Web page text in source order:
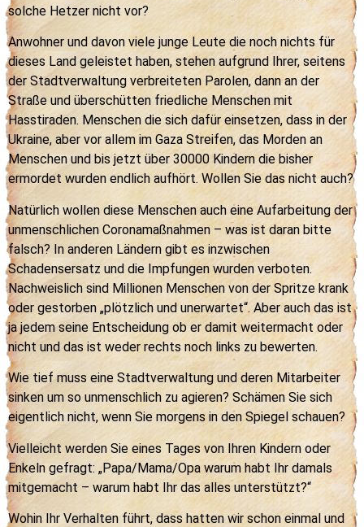
solche Hetzer nicht vor?
Anwohner und davon viele junge Leute die noch nichts für
dieses Land geleistet haben, stehen aufgrund Ihrer, seitens
der Stadtverwaltung verbreiteten Parolen, dann an der
Straße und überschütten friedliche Menschen mit
Hasstiraden. Menschen die sich dafür einsetzen, dass in der
Ukraine, aber vor allem im Gaza Streifen, das Morden an
Menschen und bis jetzt über 30000 Kindern die bisher
ermordet wurden endlich aufhört. Wollen Sie das nicht auch?
Natürlich wollen diese Menschen auch eine Aufarbeitung der
unmenschlichen Coronamaßnahmen – was ist daran bitte
falsch? In anderen Ländern gibt es inzwischen
Schadensersatz und die Impfungen wurden verboten.
Nachweislich sind Millionen Menschen von der Spritze krank
oder gestorben „plötzlich und unerwartet“. Aber auch das ist
ja jedem seine Entscheidung ob er damit weitermacht oder
nicht und das ist weder rechts noch links zu bewerten.
Wie tief muss eine Stadtverwaltung und deren Mitarbeiter
sinken um so unmenschlich zu agieren? Schämen Sie sich
eigentlich nicht, wenn Sie morgens in den Spiegel schauen?
Vielleicht werden Sie eines Tages von Ihren Kindern oder
Enkeln gefragt: „Papa/Mama/Opa warum habt Ihr damals
mitgemacht – warum habt Ihr das alles unterstützt?“
Wohin Ihr Verhalten führt, dass hatten wir schon einmal und